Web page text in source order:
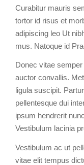
Curabitur mauris
tortor id risus et
adipiscing leo Ut
mus. Natoque id
Donec vitae
auctor convallis.
ligula suscipit.
pellentesque dui
ipsum hendrerit
Vestibulum lacinia
Vestibulum ac ut
vitae elit tempus